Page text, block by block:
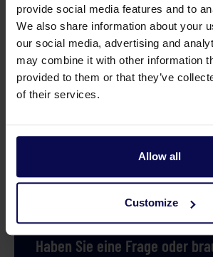
provide social media features and to
We also share information about your
our social media, advertising and
may combine it with other information
provided to them or that they’ve
of their services.
Allow all
Customize
Haben Sie eine Frage oder